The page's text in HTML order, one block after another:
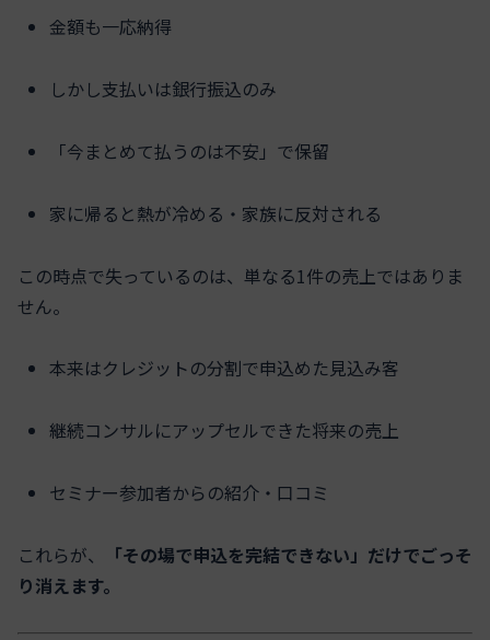
金額も一応納得
しかし支払いは銀行振込のみ
「今まとめて払うのは不安」で保留
家に帰ると熱が冷める・家族に反対される
この時点で失っているのは、単なる1件の売上ではありま
せん。
本来はクレジットの分割で申込めた見込み客
継続コンサルにアップセルできた将来の売上
セミナー参加者からの紹介・口コミ
これらが、
「その場で申込を完結できない」だけでごっそ
り消えます。